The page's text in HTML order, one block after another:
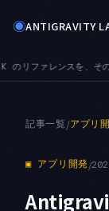
◉ANTIGRAVITY
が
記事一覧/アプリ
▣ アプリ開発/